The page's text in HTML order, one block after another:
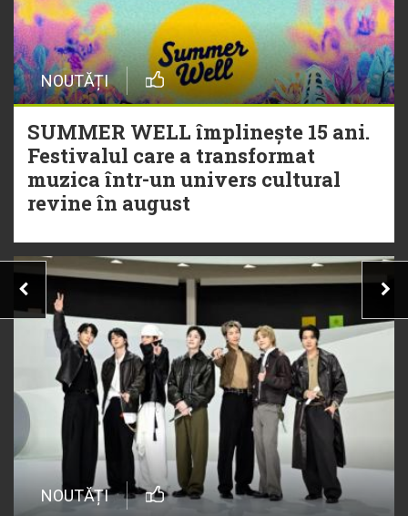
NOUTĂȚI
SUMMER WELL împlinește 15 ani.
Festivalul care a transformat
muzica într-un univers cultural
revine în august
NOUTĂȚI